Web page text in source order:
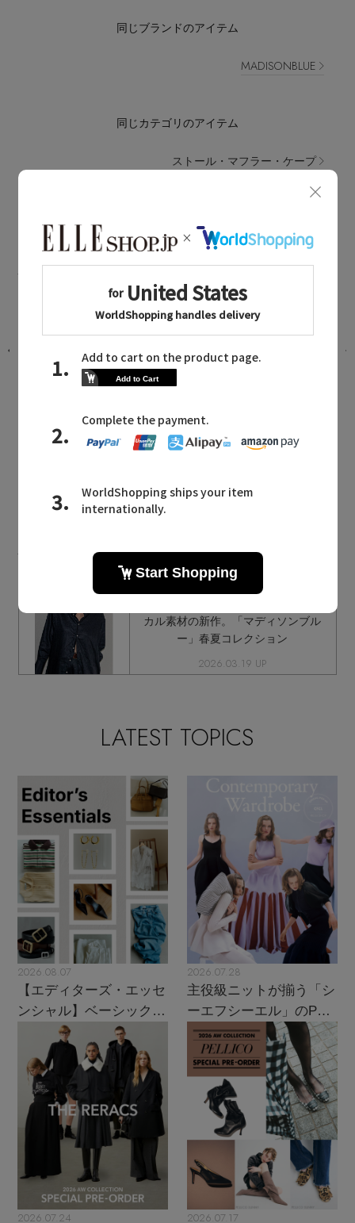
同じブランドのアイテム
MADISONBLUE
同じカテゴリのアイテム
ストール・マフラー・ケープ
MADISONBLUE NEWS
SUMMER GOODS EDIT
MAILMAGAZINE
カル素材の新作。「マディソンブル
ー」春夏コレクション
2026.03.19 UP
LATEST TOPICS
2026.08.07
【エディターズ・エッセ
ンシャル】ベーシックと
トレンドが交差する16の
2026.07.28
主役級ニットが揃う「シ
ーエフシーエル」のPOP
UPがスタート
2026.07.24 2026.07.17